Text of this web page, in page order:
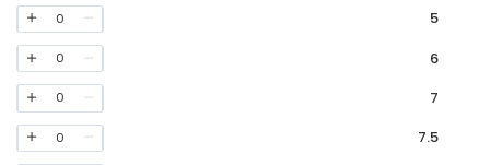
5
0
6
0
7
0
7.5
0